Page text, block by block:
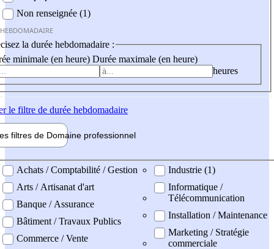
Non renseignée (1)
la durée hebdomadaire :
minimale (en heure) Durée maximale (en heure)
heures
le filtre de durée hebdomadaire
filtres de Domaine professionnel
professionel
Achats / Comptabilité / Gestion
Arts / Artisanat d'art
Banque / Assurance
Bâtiment / Travaux Publics
Commerce / Vente
Industrie (1)
Informatique /
Télécommunication
Installation / Maintenance
Marketing / Stratégie
commerciale